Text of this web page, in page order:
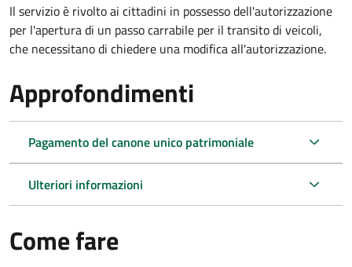
Il servizio è rivolto ai cittadini in possesso dell'autorizzazione
per l'apertura di un passo carrabile per il transito di veicoli,
che necessitano di chiedere una modifica all'autorizzazione.
Approfondimenti
Pagamento del canone unico patrimoniale
Ulteriori informazioni
Come fare